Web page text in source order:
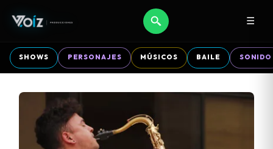
☰
SHOWS PERSONAJES MÚSICOS BAILE SONIDO